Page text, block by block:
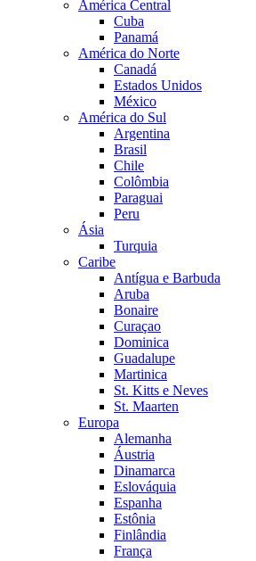
América Central
Cuba
Panamá
América do Norte
Canadá
Estados Unidos
México
América do Sul
Argentina
Brasil
Chile
Colômbia
Paraguai
Peru
Ásia
Turquia
Caribe
Antígua e Barbuda
Aruba
Bonaire
Curaçao
Dominica
Guadalupe
Martinica
St. Kitts e Neves
St. Maarten
Europa
Alemanha
Áustria
Dinamarca
Eslováquia
Espanha
Estônia
Finlândia
França